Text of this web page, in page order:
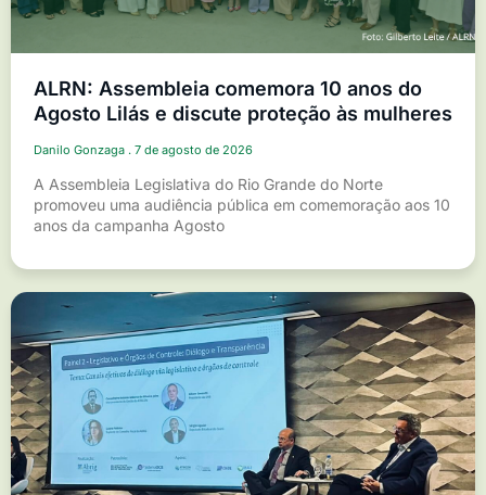
ALRN: Assembleia comemora 10 anos do
Agosto Lilás e discute proteção às mulheres
Danilo Gonzaga 7 de agosto de 2026
A Assembleia Legislativa do Rio Grande do Norte
promoveu uma audiência pública em comemoração aos 10
anos da campanha Agosto